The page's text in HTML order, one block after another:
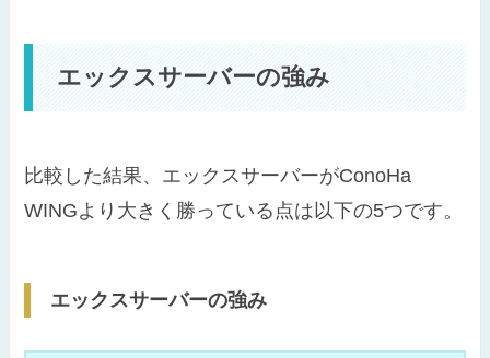
エックスサーバーの強み
比較した結果、エックスサーバーがConoHa
WINGより大きく勝っている点は以下の5つです。
エックスサーバーの強み